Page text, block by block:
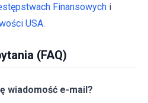
Finansowych i
USA.
(FAQ)
wiadomość e-mail?